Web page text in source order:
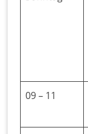
09 – 11